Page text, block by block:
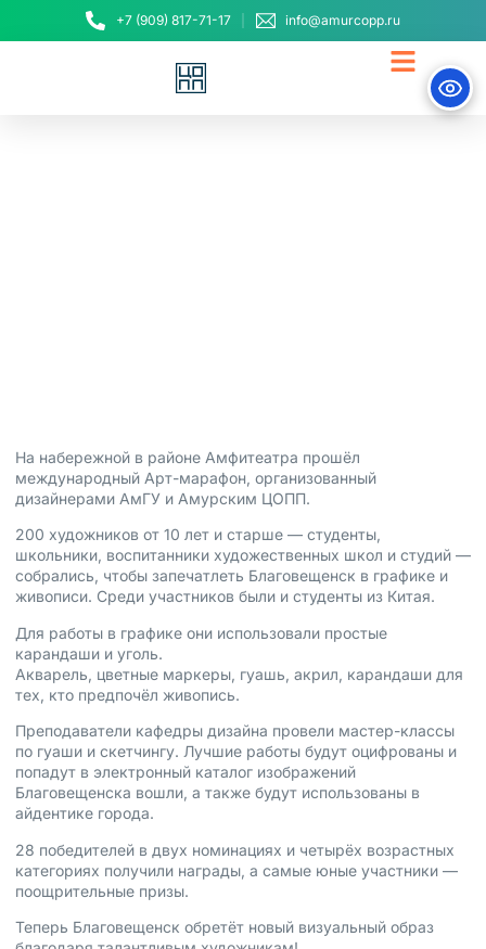
+7 (909) 817-71-17 info@amurcopp.ru
На набережной в районе Амфитеатра прошёл
международный Арт-марафон, организованный
дизайнерами АмГУ и Амурским ЦОПП.
200 художников от 10 лет и старше — студенты,
школьники, воспитанники художественных школ и студий —
собрались, чтобы запечатлеть Благовещенск в графике и
живописи. Среди участников были и студенты из Китая.
Для работы в графике они использовали простые
карандаши и уголь.
Акварель, цветные маркеры, гуашь, акрил, карандаши для
тех, кто предпочёл живопись.
Преподаватели кафедры дизайна провели мастер-классы
по гуаши и скетчингу. Лучшие работы будут оцифрованы и
попадут в электронный каталог изображений
Благовещенска вошли, а также будут использованы в
айдентике города.
28 победителей в двух номинациях и четырёх возрастных
категориях получили награды, а самые юные участники —
поощрительные призы.
Теперь Благовещенск обретёт новый визуальный образ